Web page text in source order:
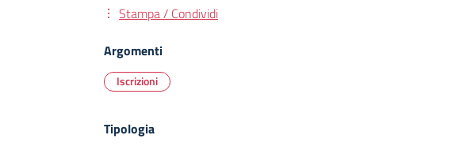
Stampa / Condividi
Argomenti
Iscrizioni
Tipologia